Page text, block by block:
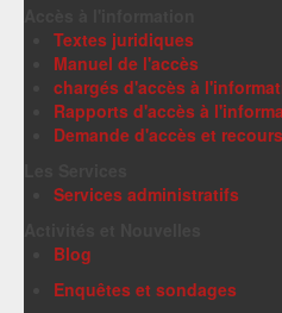
Textes juridiques
Manuel de l'accès
chargés d'accès à
Rapports d'accès à
Demande d'accès et recours
Services administratifs
Blog
Enquêtes et sondages